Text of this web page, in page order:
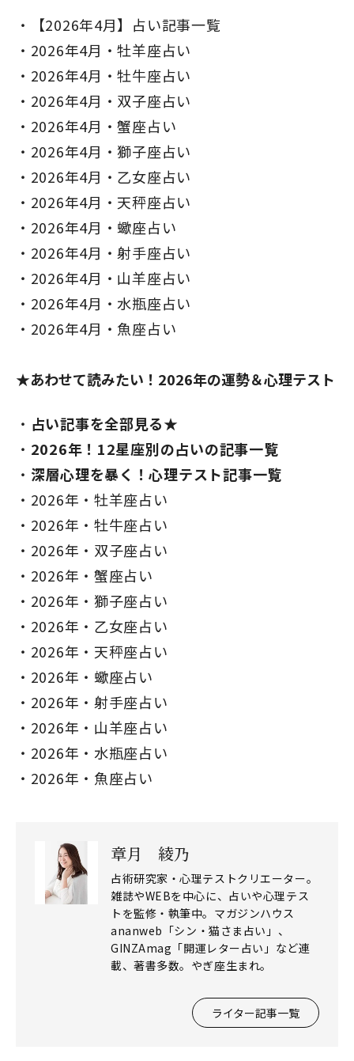
【2026年4月】占い記事一覧
2026年4月・牡羊座占い
2026年4月・牡牛座占い
2026年4月・双子座占い
2026年4月・蟹座占い
2026年4月・獅子座占い
2026年4月・乙女座占い
2026年4月・天秤座占い
2026年4月・蠍座占い
2026年4月・射手座占い
2026年4月・山羊座占い
2026年4月・水瓶座占い
2026年4月・魚座占い
★あわせて読みたい！2026年の運勢＆心理テスト
占い記事を全部見る★
2026年！12星座別の占いの記事一覧
深層心理を暴く！心理テスト記事一覧
2026年・牡羊座占い
2026年・牡牛座占い
2026年・双子座占い
2026年・蟹座占い
2026年・獅子座占い
2026年・乙女座占い
2026年・天秤座占い
2026年・蠍座占い
2026年・射手座占い
2026年・山羊座占い
2026年・水瓶座占い
2026年・魚座占い
章月 綾乃
占術研究家・心理テストクリエーター。
雑誌やWEBを中心に、占いや心理テス
トを監修・執筆中。マガジンハウス
ananweb「シン・猫さま占い」、
GINZAmag「開運レター占い」など連
載、著書多数。やぎ座生まれ。
ライター記事一覧